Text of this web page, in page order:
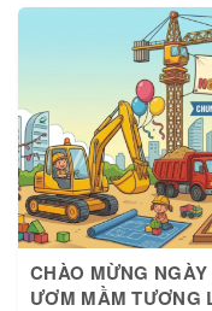
CHÀO MỪNG
ƯƠM MẦM TƯƠNG
01/06/2026